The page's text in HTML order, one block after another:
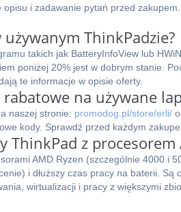
i zadawanie pytań przed
ThinkPadzie?
takich jak BatteryInfoView lub
poniżej 20% jest w dobrym stanie.
te informacje w opisie oferty.
na używane
naszej stronie: promodog.pl/store/erli/
kody. Sprawdź przed każdym
ThinkPad z procesorem
AMD Ryzen (szczególnie 4000 i
i dłuższy czas pracy na baterii.
wirtualizacji i pracy z większymi